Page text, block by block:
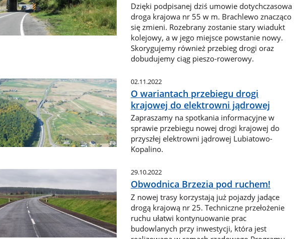
Dzięki podpisanej dziś umowie dotychczasowa
droga krajowa nr 55 w m. Brachlewo znacząco
się zmieni. Rozebrany zostanie stary wiadukt
kolejowy, a w jego miejsce powstanie nowy.
Skorygujemy również przebieg drogi oraz
dobudujemy ciąg pieszo-rowerowy.
02.11.2022
O wariantach przebiegu drogi
krajowej do elektrowni jądrowej
Zapraszamy na spotkania informacyjne w
sprawie przebiegu nowej drogi krajowej do
przyszłej elektrowni jądrowej Lubiatowo-
Kopalino.
29.10.2022
Obwodnica Brzezia pod ruchem!
Z nowej trasy korzystają już pojazdy jadące
drogą krajową nr 25. Techniczne przełożenie
ruchu ułatwi kontynuowanie prac
budowlanych przy inwestycji, która jest